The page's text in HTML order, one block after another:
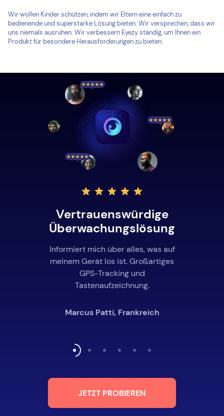
Wir wollen Kinder schützen, indem wir Eltern eine einfach zu
bedienende und superstarke Lösung bieten. Wir versprechen, dass wir
uns niemals ausruhen. Wir verbessern Eyezy ständig, um Ihnen ein
Produkt für besondere Herausforderungen zu bieten.
Vertrauenswürdige
Überwachungslösung
Informiert mich über alles, was auf
meinem Gerät los ist. Großartiges
GPS-Tracking und
Tastenaufzeichnung.
Marcus Patti, Frankreich
JETZT PROBIEREN